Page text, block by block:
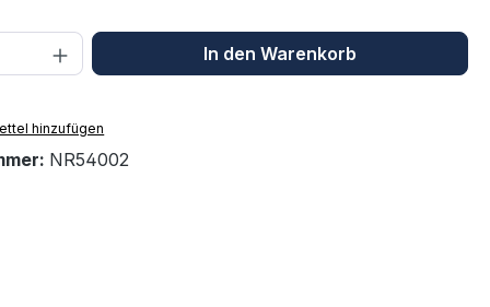
Anzahl: Gib den gewünschten Wert
In den Warenkorb
hinzufügen
NR54002